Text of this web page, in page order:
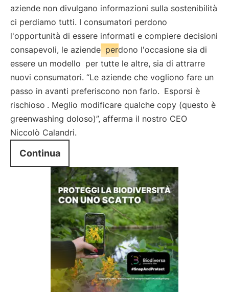
aziende non divulgano informazioni sulla sostenibilità
ci perdiamo tutti. I consumatori perdono
l'opportunità di essere informati e compiere decisioni
consapevoli, le aziende perdono l'occasione sia di
essere un modello per tutte le altre, sia di attrarre
nuovi consumatori. “Le aziende che vogliono fare un
passo in avanti preferiscono non farlo. Esporsi è
rischioso . Meglio modificare qualche copy (questo è
greenwashing doloso)”, afferma il nostro CEO
Niccolò Calandri.
Continua